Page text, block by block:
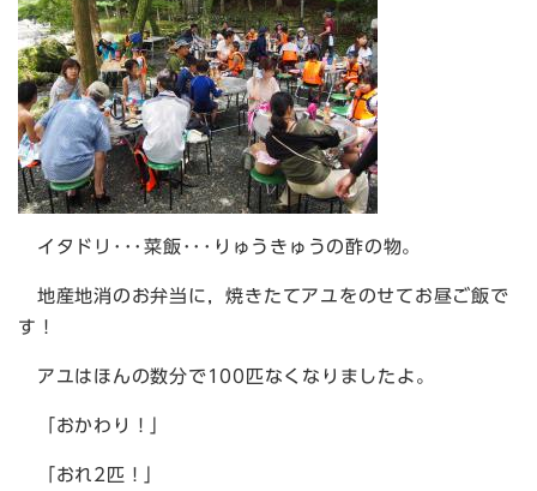
イタドリ･･･菜飯･･･りゅうきゅうの酢の物。
地産地消のお弁当に，焼きたてアユをのせてお昼ご飯で
す！
アユはほんの数分で100匹なくなりましたよ。
「おかわり！」
「おれ2匹！」